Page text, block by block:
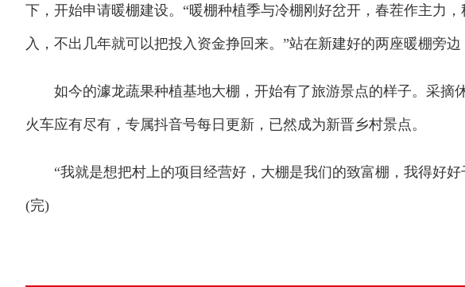
下，开始申请暖棚建设。“暖棚种植季与冷棚刚好岔开，春茬作主力
入，不出几年就可以把投入资金挣回来。”站在新建好的两座暖棚旁边
如今的澽龙蔬果种植基地大棚，开始有了旅游景点的样子。采摘
火车应有尽有，专属抖音号每日更新，已然成为新晋乡村景点。
“我就是想把村上的项目经营好，大棚是我们的致富棚，我得好好
(完)